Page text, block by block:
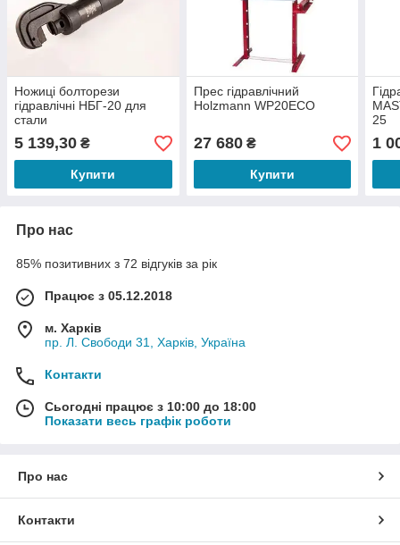
Ножиці болторези
гідравлічні НБГ-20 для
стали
5 139,30 ₴
Купити
Прес гідравлічний
Holzmann WP20ECO
27 680₴
Купити
25
1
Про нас
85% позитивних з 72 відгуків за рік
Працює з 05.12.2018
м. Харків
пр. Л. Свободи 31, Харків, Україна
Контакти
Сьогодні працює з 10:00 до 18:00
Показати весь графік роботи
Про нас
Контакти